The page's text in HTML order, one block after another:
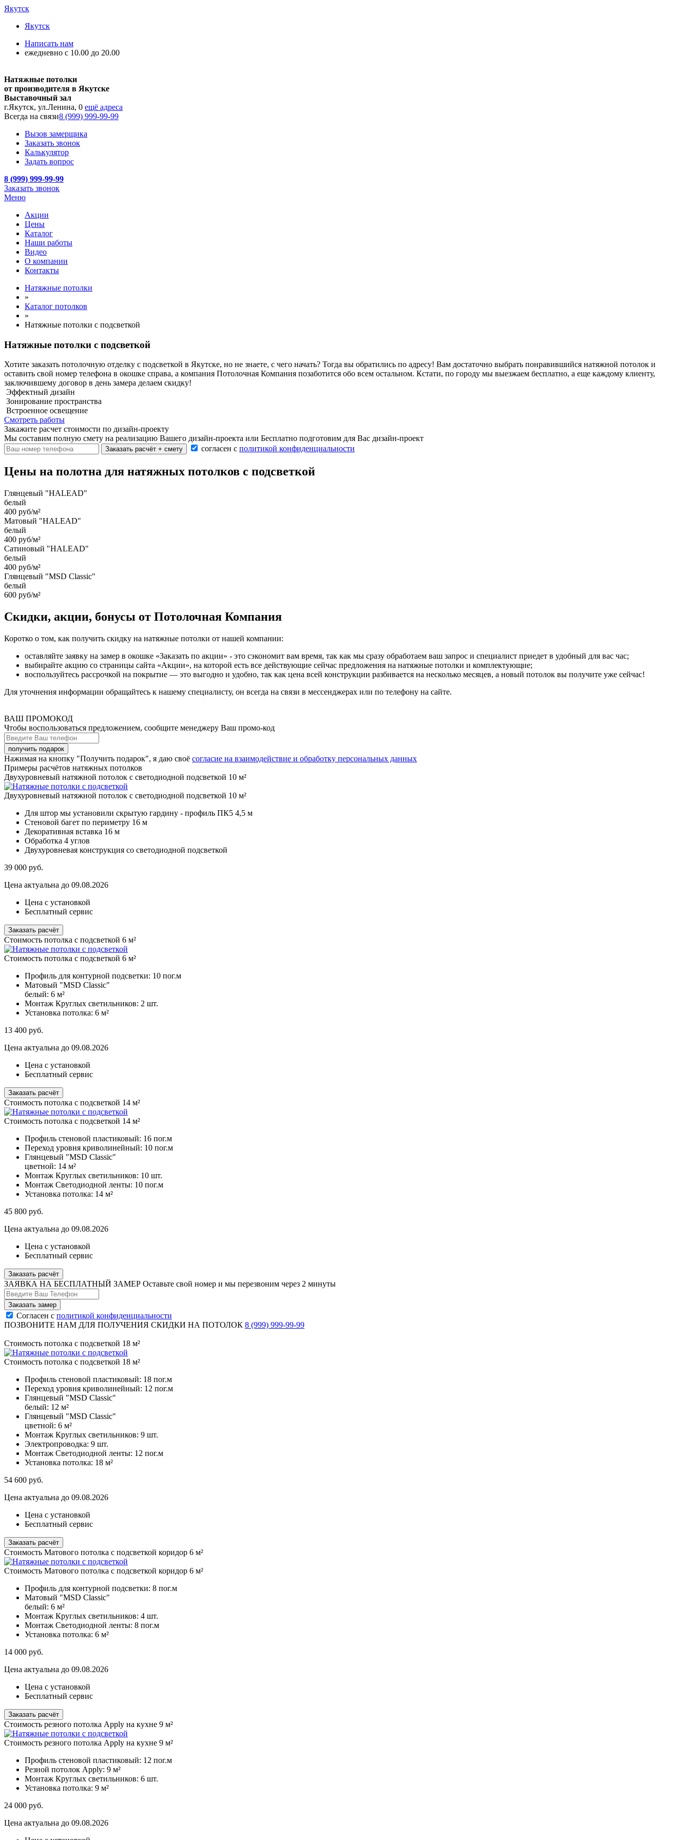
Якутск
Якутск
Написать нам
ежедневно с 10.00 до 20.00
Натяжные потолки
от производителя в Якутске
Выставочный зал
г.Якутск, ул.Ленина, 0 ещё адреса
Всегда на связи8 (999) 999-99-99
Вызов замерщика
Заказать звонок
Калькулятор
Задать вопрос
8 (999) 999-99-99
Заказать звонок
Меню
Акции
Цены
Каталог
Наши работы
Видео
О компании
Контакты
Натяжные потолки
»
Каталог потолков
»
Натяжные потолки с подсветкой
Натяжные потолки с подсветкой
Хотите заказать потолочную отделку с подсветкой в Якутске, но не знаете, с чего начать? Тогда вы обратились по адресу! Вам достаточно выбрать понравившийся натяжной потолок и
оставить свой номер телефона в окошке справа, а компания Потолочная Компания позаботится обо всем остальном. Кстати, по городу мы выезжаем бесплатно, а еще каждому клиенту,
заключившему договор в день замера делаем скидку!
Эффектный дизайн
Зонирование пространства
Встроенное освещение
Смотреть работы
Закажите расчет cтоимости по дизайн-проекту
Мы составим полную смету на реализацию Вашего дизайн-проекта или Бесплатно подготовим для Вас дизайн-проект
Заказать расчёт + смету согласен с политикой конфиденциальности
Цены на полотна для натяжных потолков с подсветкой
Глянцевый "HALEAD"
белый
400 руб/м²
Матовый "HALEAD"
белый
400 руб/м²
Сатиновый "HALEAD"
белый
400 руб/м²
Глянцевый "MSD Classic"
белый
600 руб/м²
Скидки, акции, бонусы от Потолочная Компания
Коротко о том, как получить скидку на натяжные потолки от нашей компании:
оставляйте заявку на замер в окошке «Заказать по акции» - это сэкономит вам время, так как мы сразу обработаем ваш запрос и специалист приедет в удобный для вас час;
выбирайте акцию со страницы сайта «Акции», на которой есть все действующие сейчас предложения на натяжные потолки и комплектующие;
воспользуйтесь рассрочкой на покрытие — это выгодно и удобно, так как цена всей конструкции разбивается на несколько месяцев, а новый потолок вы получите уже сейчас!
Для уточнения информации обращайтесь к нашему специалисту, он всегда на связи в мессенджерах или по телефону на сайте.
ВАШ ПРОМОКОД
Чтобы воспользоваться предложением, сообщите менеджеру Ваш промо-код
Нажимая на кнопку "Получить подарок", я даю своё согласие на взаимодействие и обработку персональных данных
Примеры расчётов натяжных потолков
Двухуровневый натяжной потолок с светодиодной подсветкой 10 м²
Двухуровневый натяжной потолок с светодиодной подсветкой 10 м²
Для штор мы установили скрытую гардину - профиль ПК5 4,5 м
Стеновой багет по периметру 16 м
Декоративная вставка 16 м
Обработка 4 углов
Двухуровневая конструкция со светодиодной подсветкой
39 000 руб.
Цена актуальна до 09.08.2026
Цена с установкой
Бесплатный сервис
Заказать расчёт
Стоимость потолка с подсветкой 6 м²
Стоимость потолка с подсветкой 6 м²
Профиль для контурной подсветки: 10 пог.м
Матовый "MSD Classic"
белый: 6 м²
Монтаж Круглых светильников: 2 шт.
Установка потолка: 6 м²
13 400 руб.
Цена актуальна до 09.08.2026
Цена с установкой
Бесплатный сервис
Заказать расчёт
Стоимость потолка с подсветкой 14 м²
Стоимость потолка с подсветкой 14 м²
Профиль стеновой пластиковый: 16 пог.м
Переход уровня криволинейный: 10 пог.м
Глянцевый "MSD Classic"
цветной: 14 м²
Монтаж Круглых светильников: 10 шт.
Монтаж Светодиодной ленты: 10 пог.м
Установка потолка: 14 м²
45 800 руб.
Цена актуальна до 09.08.2026
Цена с установкой
Бесплатный сервис
Заказать расчёт
ЗАЯВКА НА БЕСПЛАТНЫЙ ЗАМЕР Оставьте свой номер и мы перезвоним через 2 минуты
Согласен с политикой конфиденциальности
ПОЗВОНИТЕ НАМ ДЛЯ ПОЛУЧЕНИЯ СКИДКИ НА ПОТОЛОК 8 (999) 999-99-99
Стоимость потолка с подсветкой 18 м²
Стоимость потолка с подсветкой 18 м²
Профиль стеновой пластиковый: 18 пог.м
Переход уровня криволинейный: 12 пог.м
Глянцевый "MSD Classic"
белый: 12 м²
Глянцевый "MSD Classic"
цветной: 6 м²
Монтаж Круглых светильников: 9 шт.
Электропроводка: 9 шт.
Монтаж Светодиодной ленты: 12 пог.м
Установка потолка: 18 м²
54 600 руб.
Цена актуальна до 09.08.2026
Цена с установкой
Бесплатный сервис
Заказать расчёт
Стоимость Матового потолка с подсветкой коридор 6 м²
Стоимость Матового потолка с подсветкой коридор 6 м²
Профиль для контурной подсветки: 8 пог.м
Матовый "MSD Classic"
белый: 6 м²
Монтаж Круглых светильников: 4 шт.
Монтаж Светодиодной ленты: 8 пог.м
Установка потолка: 6 м²
14 000 руб.
Цена актуальна до 09.08.2026
Цена с установкой
Бесплатный сервис
Заказать расчёт
Стоимость резного потолка Apply на кухне 9 м²
Стоимость резного потолка Apply на кухне 9 м²
Профиль стеновой пластиковый: 12 пог.м
Резной потолок Apply: 9 м²
Монтаж Круглых светильников: 6 шт.
Установка потолка: 9 м²
24 000 руб.
Цена актуальна до 09.08.2026